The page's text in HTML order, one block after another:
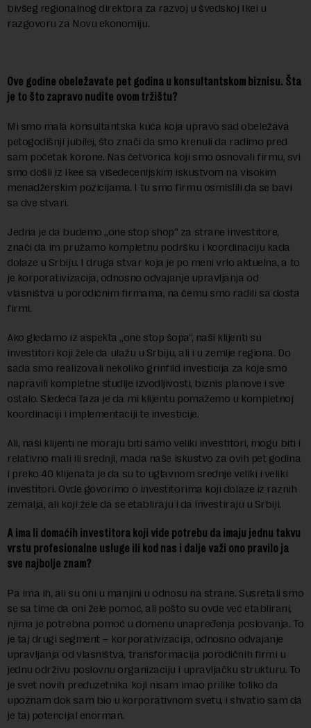
bivšeg regionalnog direktora za razvoj u švedskoj Ikei u
razgovoru za Novu ekonomiju.
Ove godine obeležavate pet godina u konsultantskom biznisu. Šta
je to što zapravo nudite ovom tržištu?
Mi smo mala konsultantska kuća koja upravo sad obeležava
petogodišnji jubilej, što znači da smo krenuli da radimo pred
sam početak korone. Nas četvorica koji smo osnovali firmu, svi
smo došli iz Ikee sa višedecenijskim iskustvom na visokim
menadžerskim pozicijama. I tu smo firmu osmislili da se bavi
sa dve stvari.
Jedna je da budemo „one stop shop“ za strane investitore,
znači da im pružamo kompletnu podršku i koordinaciju kada
dolaze u Srbiju. I druga stvar koja je po meni vrlo aktuelna, a to
je korporativizacija, odnosno odvajanje upravljanja od
vlasništva u porodičnim firmama, na čemu smo radili sa dosta
firmi.
Ako gledamo iz aspekta „one stop šopa“, naši klijenti su
investitori koji žele da ulažu u Srbiju, ali i u zemlje regiona. Do
sada smo realizovali nekoliko grinfild investicija za koje smo
napravili kompletne studije izvodljivosti, biznis planove i sve
ostalo. Sledeća faza je da mi klijentu pomažemo u kompletnoj
koordinaciji i implementaciji te investicije.
Ali, naši klijenti ne moraju biti samo veliki investitori, mogu biti i
relativno mali ili srednji, mada naše iskustvo za ovih pet godina
i preko 40 klijenata je da su to uglavnom srednje veliki i veliki
investitori. Ovde govorimo o investitorima koji dolaze iz raznih
zemalja, ali koji žele da se etabliraju i da investiraju u Srbiji.
A ima li domaćih investitora koji vide potrebu da imaju jednu takvu
vrstu profesionalne usluge ili kod nas i dalje važi ono pravilo ja
sve najbolje znam?
Pa ima ih, ali su oni u manjini u odnosu na strane. Susretali smo
se sa time da oni žele pomoć, ali pošto su ovde već etablirani,
njima je potrebna pomoć u domenu unapređenja poslovanja. To
je taj drugi segment – korporativizacija, odnosno odvajanje
upravljanja od vlasništva, transformacija porodičnih firmi u
jednu održivu poslovnu organizaciju i upravljačku strukturu. To
je svet novih preduzetnika koji nisam imao prilike toliko da
upoznam dok sam bio u korporativnom svetu, i shvatio sam da
je taj potencijal enorman.